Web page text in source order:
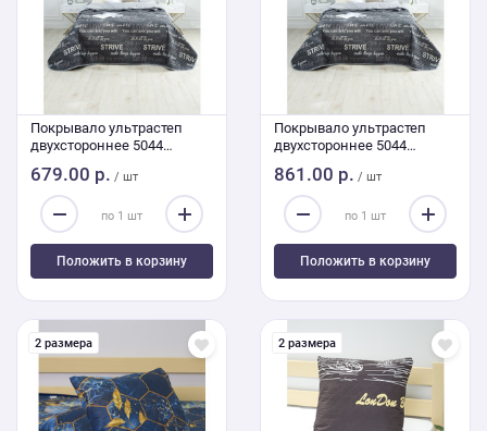
Покрывало ультрастеп
двухстороннее 5044
679.00 р. / шт
Положить в корзину
Покрывало ультрастеп
двухстороннее 5044
861.00 р. / шт
Положить в корзину
2 размера 2 размера